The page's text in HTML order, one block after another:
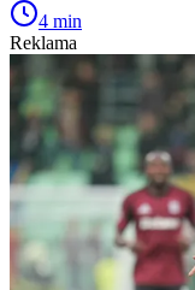
4 min
Reklama